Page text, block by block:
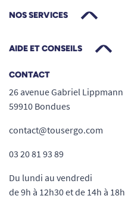
NOS SERVICES
AIDE ET CONSEILS
CONTACT
26 avenue Gabriel Lippmann
59910 Bondues
contact@tousergo.com
03 20 81 93 89
Du lundi au vendredi
de 9h à 12h30 et de 14h à 18h